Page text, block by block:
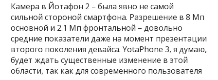
Камера в Йотафон 2 – была явно не самой
сильной стороной смартфона. Разрешение в 8 Мп
основной и 2.1 Мп фронтальной – довольно
средние показатели даже на момент презентации
второго поколения девайса. YotaPhone 3, я думаю,
будет ждать существенные изменение в этой
области, так как для современного пользователя